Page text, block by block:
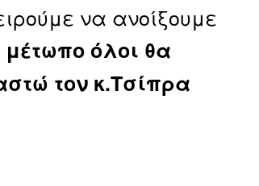
να ανοίξουμε
μέτωπο όλοι θα
τον κ.Τσίπρα